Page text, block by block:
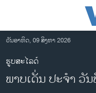
ເຂົ້າ
ຫາ
ຂ້າມ
ຂ້າມ
ລາວ
ອາເມຣິກາ
ວັນອາທິດ, 09 ສິງຫາ 2026
ຮູບສະໄລດ໌
ພາບເດັ່ນ ປະຈຳ ວັ